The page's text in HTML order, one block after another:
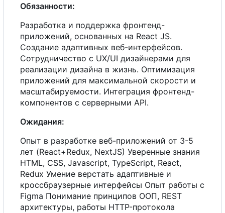
Обязанности:
Разработка и поддержка фронтенд-
приложений, основанных на React JS.
Создание адаптивных веб-интерфейсов.
Сотрудничество с UX/UI дизайнерами для
реализации дизайна в жизнь. Оптимизация
приложений для максимальной скорости и
масштабируемости. Интеграция фронтенд-
компонентов с серверными API.
Ожидания:
Опыт в разработке веб-приложений от 3-5
лет (React+Redux, NextJS) Уверенные знания
HTML, CSS, Javascript, TypeScript, React,
Redux Умение верстать адаптивные и
кроссбраузерные интерфейсы Опыт работы с
Figma Понимание принципов ООП, REST
архитектуры, работы HTTP-протокола